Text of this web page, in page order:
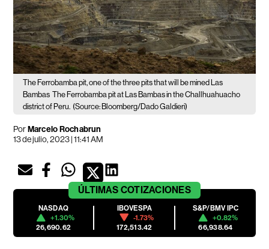
The Ferrobamba pit, one of the three pits that will be mined Las
Bambas The Ferrobamba pit at Las Bambas in the Challhuahuacho
district of Peru. (Source: Bloomberg/Dado Galdieri)
PorMarcelo Rochabrun
13 de julio, 2023 | 11:41 AM
ÚLTIMAS COTIZACIONES
NASDAQ
+1.30%
26,690.62
IBOVESPA
-1.73%
172,513.42
S&P/BMV IPC
+0.82%
66,938.64